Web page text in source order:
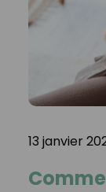
13 janvier